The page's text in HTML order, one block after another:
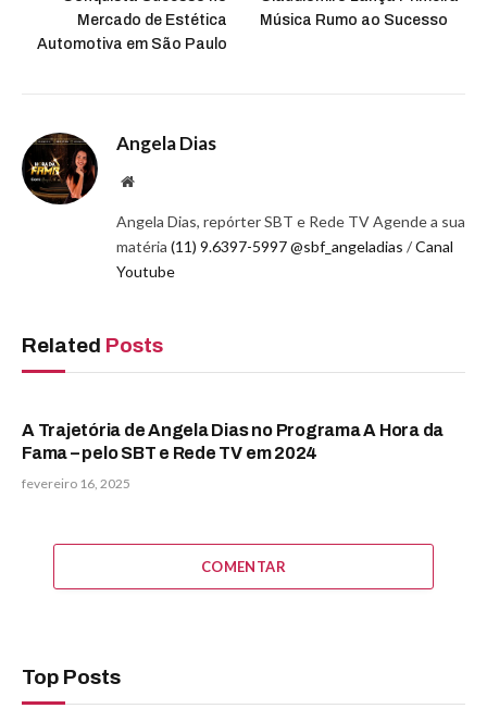
Mercado de Estética
Automotiva em São Paulo
Música Rumo ao Sucesso
Angela Dias
Website
Angela Dias, repórter SBT e Rede TV Agende a sua
matéria (11) 9.6397-5997@sbf_angeladias /Canal
Youtube
Related Posts
A Trajetória de Angela Dias no Programa A Hora da
Fama – pelo SBT e Rede TV em 2024
fevereiro 16, 2025
COMENTAR
Top Posts